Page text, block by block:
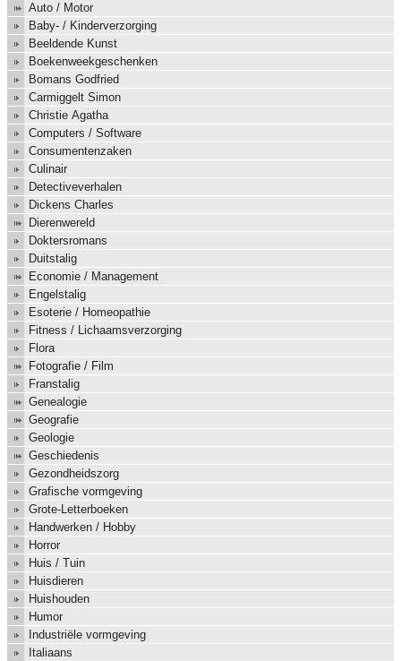
Auto / Motor
Baby- / Kinderverzorging
Beeldende Kunst
Boekenweekgeschenken
Bomans Godfried
Carmiggelt Simon
Christie Agatha
Computers / Software
Consumentenzaken
Culinair
Detectiveverhalen
Dickens Charles
Dierenwereld
Doktersromans
Duitstalig
Economie / Management
Engelstalig
Esoterie / Homeopathie
Fitness / Lichaamsverzorging
Flora
Fotografie / Film
Franstalig
Genealogie
Geografie
Geologie
Geschiedenis
Gezondheidszorg
Grafische vormgeving
Grote-Letterboeken
Handwerken / Hobby
Horror
Huis / Tuin
Huisdieren
Huishouden
Humor
Industriële vormgeving
Italiaans